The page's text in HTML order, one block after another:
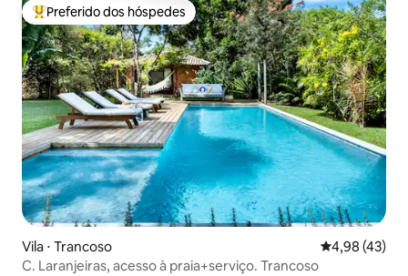
Entre os melhores preferidos dos hóspedes
Preferido dos hóspedes
Vila ⋅ Trancoso 4,98 de uma
4,98 (43)
C. Laranjeiras, acesso à praia+serviço. Trancoso